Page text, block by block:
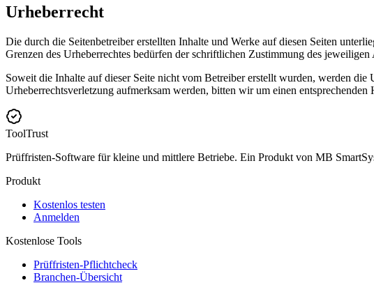
Urheberrecht
Die durch die Seitenbetreiber erstellten Inhalte und Werke auf diesen Seiten
Grenzen des Urheberrechtes bedürfen der schriftlichen Zustimmung des
Soweit die Inhalte auf dieser Seite nicht vom Betreiber erstellt wurden, werden
Urheberrechtsverletzung aufmerksam werden, bitten wir um einen
ToolTrust
Prüffristen-Software für kleine und mittlere Betriebe. Ein Produkt von MB
Produkt
Kostenlos testen
Anmelden
Kostenlose Tools
Prüffristen-Pflichtcheck
Branchen-Übersicht